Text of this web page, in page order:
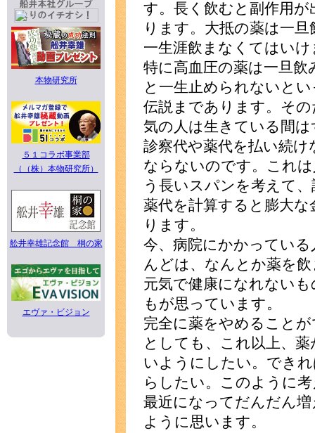
本物研究所
５１コラボ事業部
（（株）本物研究所）
舩井幸雄記念館 桐の家
エヴァ・ビジョン
す。長く飲むと副作用
ります。大抵の薬は一
一生涯飲まなくてはい
特に高血圧の薬は一旦飲
と一生止められないと
伝説まであります。その
気の人は生きている間
診察代や薬代を払い続け
ならないのです。これ
う長いスパンを考えて
薬代を計算すると膨大な
ります。
今、病院にかかっている
んどは、なんとか薬を
元気で健康になれない
もが思っています。
完全に薬をやめること
としても、これ以上、薬
いようにしたい。でき
らしたい。このように
最近になってだんだん
ように思います。